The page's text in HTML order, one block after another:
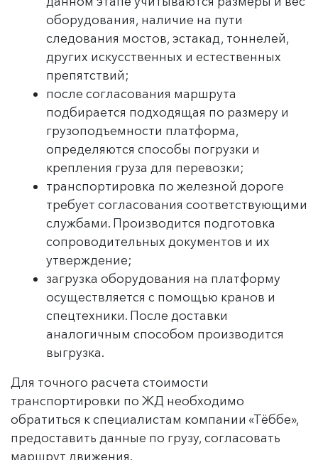
оборудования, наличие на пути
следования мостов, эстакад, тоннелей,
других искусственных и естественных
препятствий;
после согласования маршрута
подбирается подходящая по размеру и
грузоподъемности платформа,
определяются способы погрузки и
крепления груза для перевозки;
транспортировка по железной дороге
требует согласования соответствующими
службами. Производится подготовка
сопроводительных документов и их
утверждение;
загрузка оборудования на платформу
осуществляется с помощью кранов и
спецтехники. После доставки
аналогичным способом производится
выгрузка.
Для точного расчета стоимости
транспортировки по ЖД необходимо
обратиться к специалистам компании «Тёббе»,
предоставить данные по грузу, согласовать
маршрут движения.